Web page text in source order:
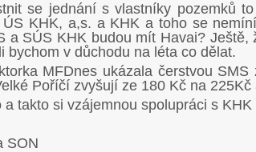
se jednání s vlastníky pozemků
KHK, a,s. a KHK a toho se
a SÚS KHK budou mít Havai?
bychom v důchodu na léta co dělat.
MFDnes ukázala čerstvou
Poříčí zvyšují ze 180 Kč na
takto si vzájemnou spolupráci s
SON